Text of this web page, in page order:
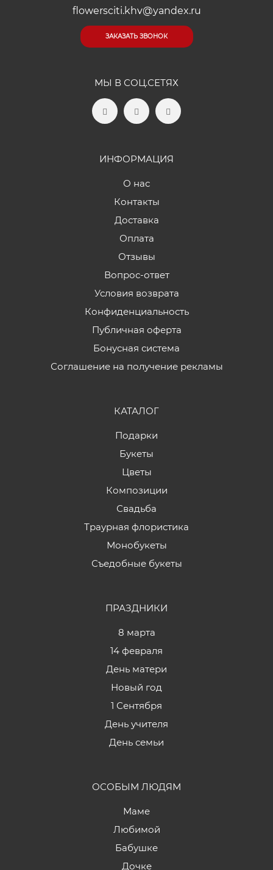
flowersciti.khv@yandex.ru
ЗАКАЗАТЬ ЗВОНОК
МЫ В СОЦ.СЕТЯХ
ИНФОРМАЦИЯ
О нас
Контакты
Доставка
Оплата
Отзывы
Вопрос-ответ
Условия возврата
Конфиденциальность
Публичная оферта
Бонусная система
Соглашение на получение рекламы
КАТАЛОГ
Подарки
Букеты
Цветы
Композиции
Свадьба
Траурная флористика
Монобукеты
Съедобные букеты
ПРАЗДНИКИ
8 марта
14 февраля
День матери
Новый год
1 Сентября
День учителя
День семьи
ОСОБЫМ ЛЮДЯМ
Маме
Любимой
Бабушке
Дочке